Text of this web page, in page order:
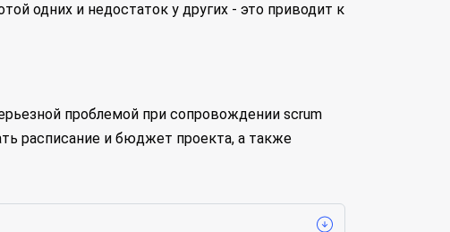
одних и недостаток у других - это приводит к
проблемой при сопровождении scrum
расписание и бюджет проекта, а также